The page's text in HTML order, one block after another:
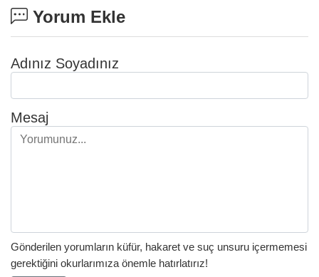
Yorum Ekle
Adınız Soyadınız
Mesaj
Gönderilen yorumların küfür, hakaret ve suç unsuru içermemesi
gerektiğini okurlarımıza önemle hatırlatırız!